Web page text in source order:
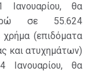
θα
σε 55.624
χρήμα (επιδόματα
και ατυχημάτων)
θα